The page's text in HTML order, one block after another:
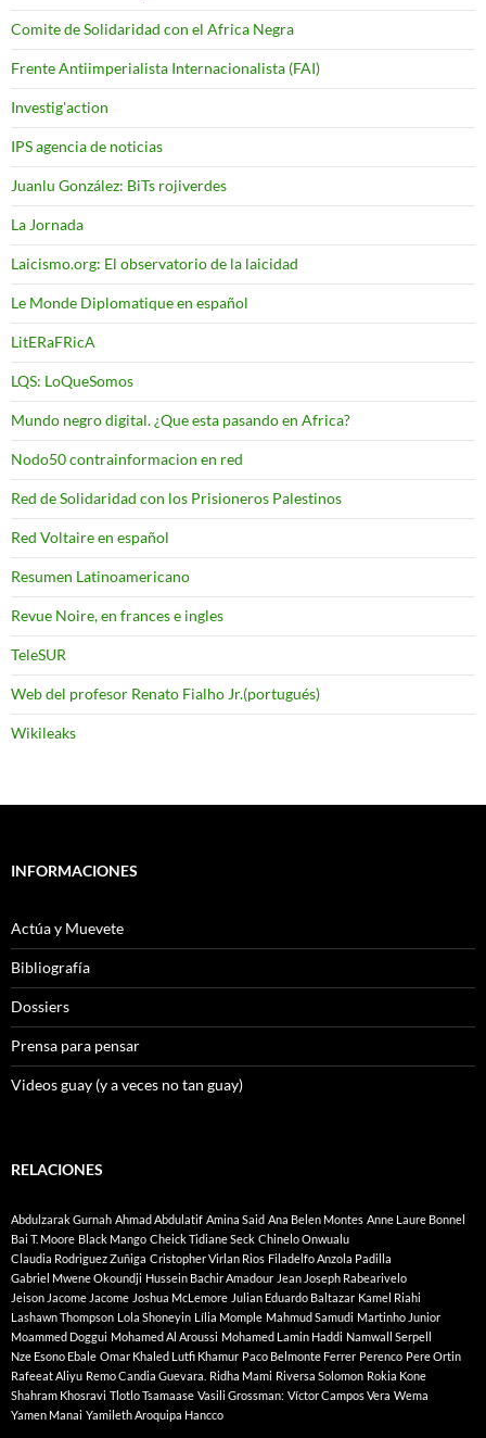
Comite de Solidaridad con el Africa Negra
Frente Antiimperialista Internacionalista (FAI)
Investig'action
IPS agencia de noticias
Juanlu González: BiTs rojiverdes
La Jornada
Laicismo.org: El observatorio de la laicidad
Le Monde Diplomatique en español
LitERaFRicA
LQS: LoQueSomos
Mundo negro digital. ¿Que esta pasando en Africa?
Nodo50 contrainformacion en red
Red de Solidaridad con los Prisioneros Palestinos
Red Voltaire en español
Resumen Latinoamericano
Revue Noire, en frances e ingles
TeleSUR
Web del profesor Renato Fialho Jr.(portugués)
Wikileaks
INFORMACIONES
Actúa y Muevete
Bibliografía
Dossiers
Prensa para pensar
Videos guay (y a veces no tan guay)
RELACIONES
Abdulzarak Gurnah Ahmad Abdulatif Amina Said Ana Belen Montes Anne Laure Bonnel
Bai T. Moore Black Mango Cheick Tidiane Seck Chinelo Onwualu
Claudia Rodriguez Zuñiga Cristopher Virlan Rios Filadelfo Anzola Padilla
Gabriel Mwene Okoundji Hussein Bachir Amadour Jean Joseph Rabearivelo
Jeison Jacome Jacome Joshua McLemore Julian Eduardo Baltazar Kamel Riahi
Lashawn Thompson Lola Shoneyin Lília Momple Mahmud Samudi Martinho Junior
Moammed Doggui Mohamed Al Aroussi Mohamed Lamin Haddi Namwall Serpell
Nze Esono Ebale Omar Khaled Lutfi Khamur Paco Belmonte Ferrer Perenco Pere Ortin
Rafeeat Aliyu Remo Candia Guevara. Ridha Mami Riversa Solomon Rokia Kone
Shahram Khosravi Tlotlo Tsamaase Vasili Grossman: Víctor Campos Vera Wema
Yamen Manai Yamileth Aroquipa Hancco